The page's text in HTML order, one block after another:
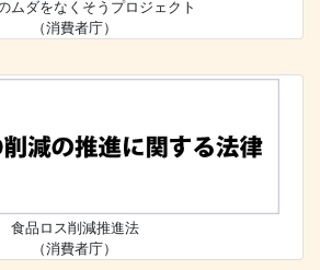
ムダをなくそうプロジェクト
（消費者庁）
食品ロス削減推進法
（消費者庁）